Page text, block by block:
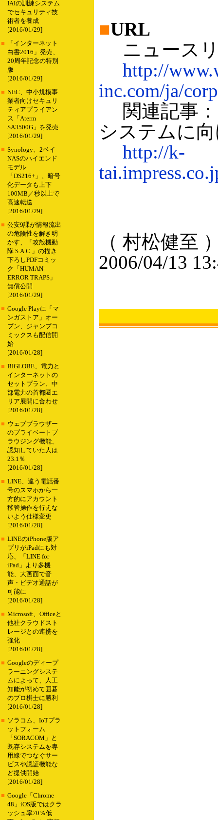
IAIの訓練システム
でセキュリティ技
術者を養成
[2016/01/29]
■
「インターネット
白書2016」発売、
20周年記念の特別
版
[2016/01/29]
■ NEC、中小規模事
業者向けセキュリ
ティアプライアン
ス「Aterm
SA3500G」を発売
[2016/01/29]
■ Synology、2ベイ
NASのハイエンド
モデル
「DS216+」、暗号
化データも上下
100MB／秒以上で
高速転送
[2016/01/29]
■ 公安9課が情報流出
の危険性を解き明
かす、「攻殻機動
隊 S.A.C.」の描き
下ろしPDFコミッ
ク「HUMAN-
ERROR TRAPS」
無償公開
[2016/01/29]
■ Google Playに「マ
ンガストア」オー
プン、ジャンプコ
ミックスも配信開
始
[2016/01/28]
■ BIGLOBE、電力と
インターネットの
セットプラン、中
部電力の首都圏エ
リア展開に合わせ
[2016/01/28]
■ ウェブブラウザー
のプライベートブ
ラウジング機能、
認知していた人は
23.1％
[2016/01/28]
■ LINE、違う電話番
号のスマホから一
方的にアカウント
移管操作を行えな
いよう仕様変更
[2016/01/28]
■ LINEのiPhone版ア
プリがiPadにも対
応、「LINE for
iPad」より多機
能、大画面で音
声・ビデオ通話が
可能に
[2016/01/28]
■ Microsoft、Officeと
他社クラウドスト
レージとの連携を
強化
[2016/01/28]
■ Googleのディープ
ラーニングシステ
ムによって、人工
知能が初めて囲碁
のプロ棋士に勝利
[2016/01/28]
■ ソラコム、IoTプラ
ットフォーム
「SORACOM」と
既存システムを専
用線でつなぐサー
ビスや認証機能な
ど提供開始
[2016/01/28]
■ Google「Chrome
48」iOS版ではクラ
ッシュ率70％低
■URL
ニュース
http://
inc.com/ja/
関連記事：
システムに
http://k-
（ 村松健至
2006/04/13